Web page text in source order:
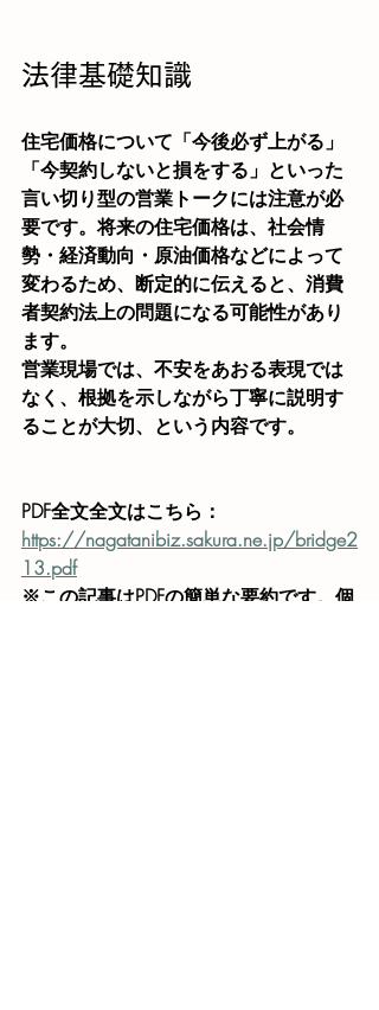
法律基礎知識
住宅価格について「今後必ず上がる」
「今契約しないと損をする」といった
言い切り型の営業トークには注意が必
要です。将来の住宅価格は、社会情
勢・経済動向・原油価格などによって
変わるため、断定的に伝えると、消費
者契約法上の問題になる可能性があり
ます。
営業現場では、不安をあおる表現では
なく、根拠を示しながら丁寧に説明す
ることが大切、という内容です。
PDF全文全文はこちら：
https://nagatanibiz.sakura.ne.jp/bridge2
13.pdf
※この記事はPDFの簡単な要約です。個